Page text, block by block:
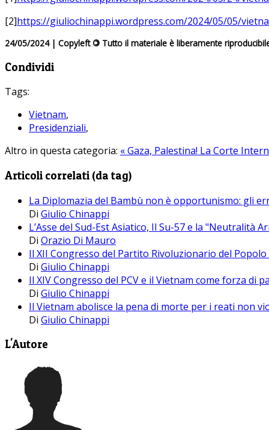
[2]https://giuliochinappi.wordpress.com/2024/05/05/
24/05/2024 | Copyleft © Tutto il materiale è liberamente
Condividi
Tags:
Vietnam,
Presidenziali,
Altro in questa categoria: « Gaza, Palestina! La Corte
Articoli correlati (da tag)
La Diplomazia del Bambù non è opportunismo: gli
Di Giulio Chinappi
L’Asse del Sud-Est Asiatico, Il Su-57 e la "Neutralità
Di Orazio Di Mauro
Il XII Congresso del Partito Rivoluzionario del
Di Giulio Chinappi
Il XIV Congresso del PCV e il Vietnam come forza di
Di Giulio Chinappi
Il Vietnam abolisce la pena di morte per i reati non
Di Giulio Chinappi
L'Autore